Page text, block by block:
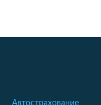
Автострахование